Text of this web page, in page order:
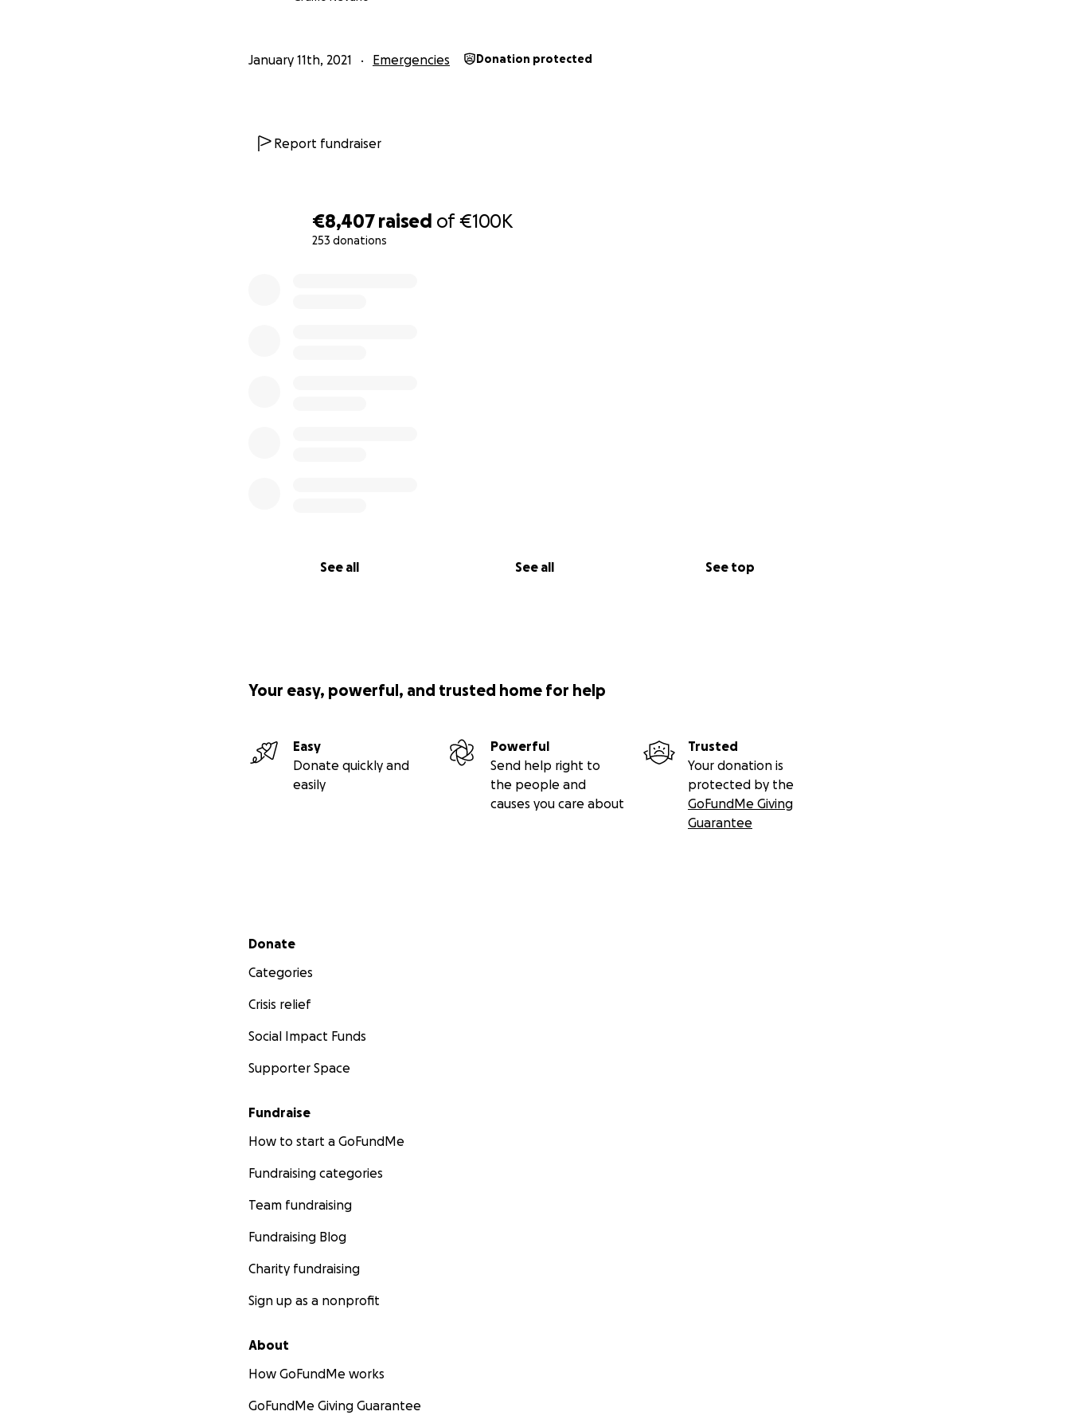
€8,407 raised of€100K
253 donations
See all See all See top
January 11th, 2021 Emergencies Donation protected
Report fundraiser
Your easy, powerful, and trusted home for help
Easy
Donate quickly and
easily
Powerful
Send help right to
the people and
causes you care about
Trusted
Your donation is
protected by the
GoFundMe Giving
Guarantee
Secondary menu
Donate
Categories
Crisis relief
Social Impact Funds
Supporter Space
Fundraise
How to start a GoFundMe
Fundraising categories
Team fundraising
Fundraising Blog
Charity fundraising
Sign up as a nonprofit
About
How GoFundMe works
GoFundMe Giving Guarantee